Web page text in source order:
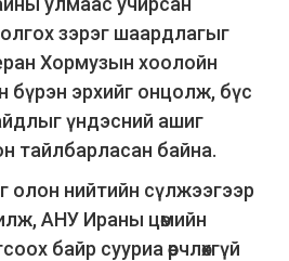
олгох зэрэг шаардлагыг
Хормузын хоолойн
бүрэн эрхийг онцолж, бүс
үндэсний ашиг
тайлбарласан байна.
олон нийтийн сүлжээгээр
АНУ Ираны цөмийн
байр сууриа өөрчлөхгүй